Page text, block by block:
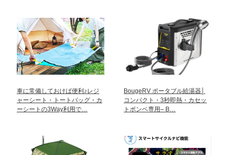
車に常備しておけば便利♪レジ
ャーシート・トートバッグ・カ
ーシートの3Way利用で…
BougeRV ポータブル給湯器│
コンパクト・3秒即熱・カセッ
トボンベ専用– B…